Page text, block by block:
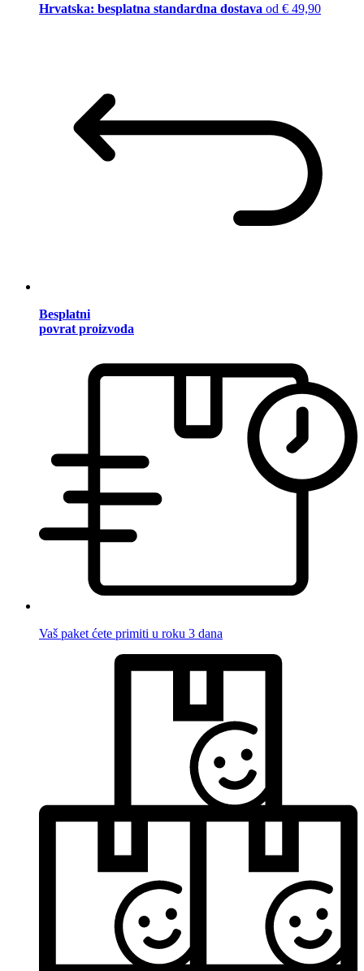
Hrvatska: besplatna standardna dostava od € 49,90
Besplatni
povrat proizvoda
Vaš paket ćete primiti u roku 3 dana